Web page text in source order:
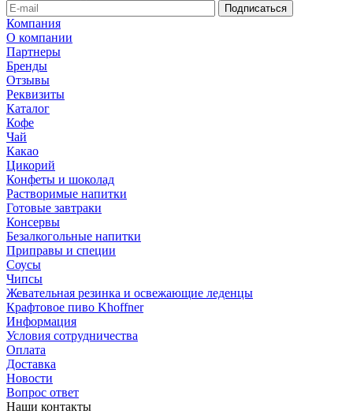
Компания
О компании
Партнеры
Бренды
Отзывы
Реквизиты
Каталог
Кофе
Чай
Какао
Цикорий
Конфеты и шоколад
Растворимые напитки
Готовые завтраки
Консервы
Безалкогольные напитки
Приправы и специи
Соусы
Чипсы
Жевательная резинка и освежающие леденцы
Крафтовое пиво Khoffner
Информация
Условия сотрудничества
Оплата
Доставка
Новости
Вопрос ответ
Наши контакты